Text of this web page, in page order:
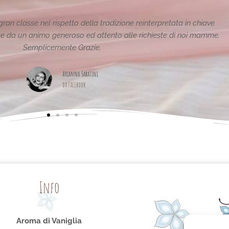
sono fantastiche e uniche..raffinate eleganti....complimenti
pagina,piena di idee!grazie
Maria Teresa Masela
Info
Aroma di Vaniglia